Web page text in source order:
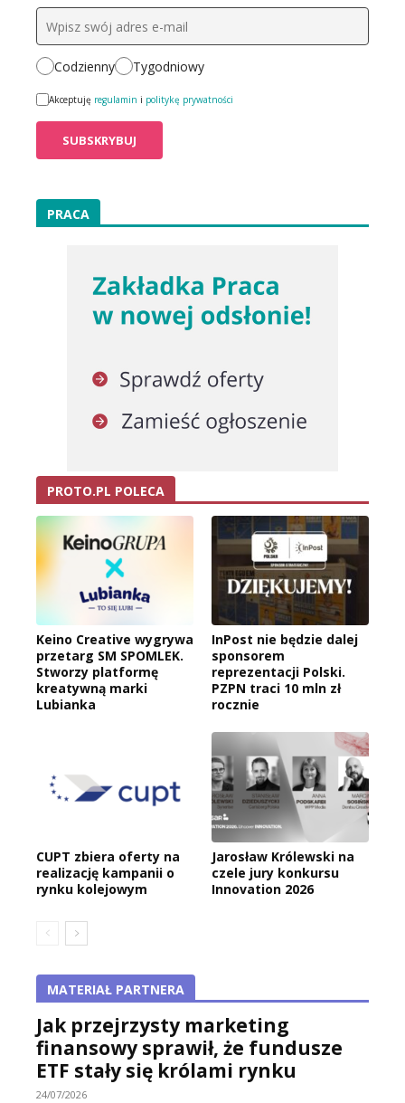
Codzienny Tygodniowy
Akceptuję regulamin i politykę prywatności
PRACA
PROTO.PL POLECA
Keino Creative wygrywa
przetarg SM SPOMLEK.
Stworzy platformę
kreatywną marki
Lubianka
InPost nie będzie dalej
sponsorem
reprezentacji Polski.
PZPN traci 10 mln zł
rocznie
CUPT zbiera oferty na
realizację kampanii o
rynku kolejowym
Jarosław Królewski na
czele jury konkursu
Innovation 2026
MATERIAŁ PARTNERA
Jak przejrzysty marketing
finansowy sprawił, że fundusze
ETF stały się królami rynku
24/07/2026